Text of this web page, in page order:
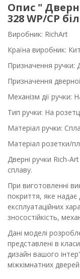
Опис "
328 WP/CP
Виробник: RichArt
Країна виробник:
Призначення ручки:
Призначення
Механізм дії ручки:
Тип ручки: На
Матеріал ручки:
Матеріал розетки/
Дверні ручки Rich-
сплаву.
При виготовленні
покриття, яке
експлуатаційних
зносостійкість,
Дані моделі
представлені в
дизайн вашого
міжкімнатних дверей.